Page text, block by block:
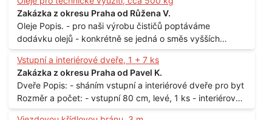
Zakázka z okresu Praha od Růžena V.
Oleje Popis. - pro naši výrobu čističů poptáváme
dodávku olejů - konkrétně se jedná o směs vyšších
mastných kyselin s převahou olejové kyseliny - účelem je
technické využití - hustota při 20°C - cca 870 kg / m3
Balení: - po 190 kg v sudu Množství: - cca 500 kg - roční
spotřeba Lokalita: - Praha
Vstupní a interiérové dveře, 1 + 7 ks
Zakázka z okresu Praha od Pavel K.
Dveře Popis: - sháním vstupní a interiérové dveře pro byt
Rozměr a počet: - vstupní 80 cm, levé, 1 ks - interiérové
80 cm, levé, 2 ks - 80 cm, pravé, 3 ks - 60 cm, levé, 2 ks